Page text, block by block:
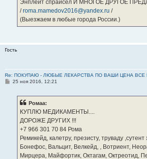
Энплейт спрайсел И МНОГОЕ ДРУГОЕ
/roma.mamedov2016@yandex.ru /
(Выезжаем в любые города России.)
Гость
Re: ПОКУПАЮ - ЛЮБЫЕ ЛЕКАРСТВА ПО ВАШИ ЦЕНА ВСЕ
С25 ноя 2016, 12:21
Ромаа:
КУПЛЮ МЕДИКАМЕНТЫ....
ДОРОЖЕ ДРУГИХ !!!
‪+7 966 301 70 84‬ Рома
Ремикейд, калетру, презисту, труваду
Бонефос, Вальцит, Велкейд, , Вотриент,
Мирцера, Майфортик, Октагам, Октреотид,